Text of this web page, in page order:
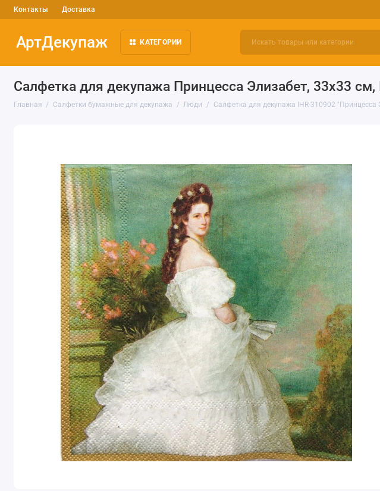
Контакты Доставка
АртДекупаж КАТЕГОРИИ
Салфетка для декупажа Принцесса Элизабет, 33х33 см,
Главная Салфетки бумажные для декупажа Люди Салфетка для декупажа IHR-310902 "Принцесса